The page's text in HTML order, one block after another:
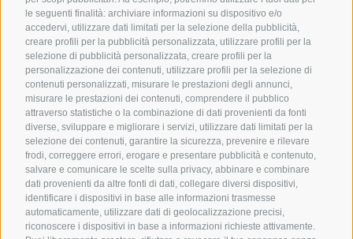
le seguenti finalità: archiviare informazioni su dispositivo e/o
accedervi, utilizzare dati limitati per la selezione della pubblicità,
creare profili per la pubblicità personalizzata, utilizzare profili per la
selezione di pubblicità personalizzata, creare profili per la
personalizzazione dei contenuti, utilizzare profili per la selezione di
contenuti personalizzati, misurare le prestazioni degli annunci,
misurare le prestazioni dei contenuti, comprendere il pubblico
attraverso statistiche o la combinazione di dati provenienti da fonti
diverse, sviluppare e migliorare i servizi, utilizzare dati limitati per la
selezione dei contenuti, garantire la sicurezza, prevenire e rilevare
frodi, correggere errori, erogare e presentare pubblicità e contenuto,
salvare e comunicare le scelte sulla privacy, abbinare e combinare
dati provenienti da altre fonti di dati, collegare diversi dispositivi,
identificare i dispositivi in base alle informazioni trasmesse
automaticamente, utilizzare dati di geolocalizzazione precisi,
riconoscere i dispositivi in base a informazioni richieste attivamente.
Resta in cammino con noi:
iscriviti alla newsletter!
Un appuntamento mensile per ricevere spunti
educativi, eventi e tutte le novità dal mondo degli
Scout d’Europa.
Accetto i termini e condizioni dellaPrivacy Policy